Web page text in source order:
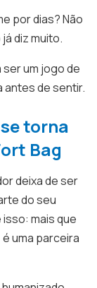
por dias? Não
diz muito.
um jogo de
antes de sentir.
torna
Bag
deixa de ser
do seu
mais que
uma parceira